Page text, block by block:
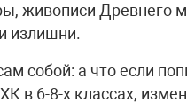
живописи Древнего
излишни.
собой: а что если
в 6-8-х классах,